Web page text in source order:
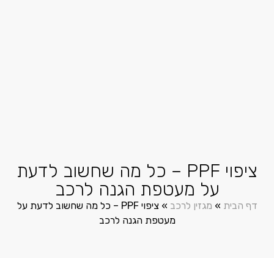
ציפוי PPF – כל מה שחשוב לדעת
על מעטפת הגנה לרכב
דף הבית » מגזין לרכב »
ציפוי PPF – כל מה שחשוב לדעת על
מעטפת הגנה לרכב